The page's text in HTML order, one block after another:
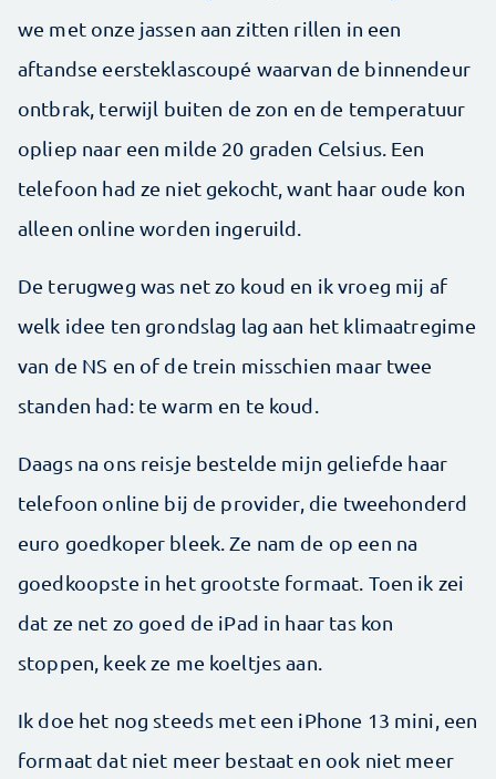
we met onze jassen aan zitten rillen in een
aftandse eersteklascoupé waarvan de binnendeur
ontbrak, terwijl buiten de zon en de temperatuur
opliep naar een milde 20 graden Celsius. Een
telefoon had ze niet gekocht, want haar oude kon
alleen online worden ingeruild.
De terugweg was net zo koud en ik vroeg mij af
welk idee ten grondslag lag aan het klimaatregime
van de NS en of de trein misschien maar twee
standen had: te warm en te koud.
Daags na ons reisje bestelde mijn geliefde haar
telefoon online bij de provider, die tweehonderd
euro goedkoper bleek. Ze nam de op een na
goedkoopste in het grootste formaat. Toen ik zei
dat ze net zo goed de iPad in haar tas kon
stoppen, keek ze me koeltjes aan.
Ik doe het nog steeds met een iPhone 13 mini, een
formaat dat niet meer bestaat en ook niet meer